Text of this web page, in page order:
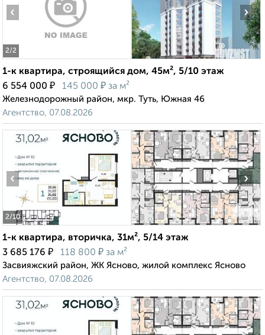
2/2
‹ ›
1-к квартира, строящийся дом, 45м², 5/10 этаж
6 554 000 ₽ 145 000 ₽ за м²
Железнодорожный район, мкр. Туть, Южная 46
Агентство, 07.08.2026
2/10
‹ ›
1-к квартира, вторичка, 31м², 5/14 этаж
3 685 176 ₽ 118 800 ₽ за м²
Засвияжский район, ЖК Ясново, жилой комплекс Ясново
Агентство, 07.08.2026